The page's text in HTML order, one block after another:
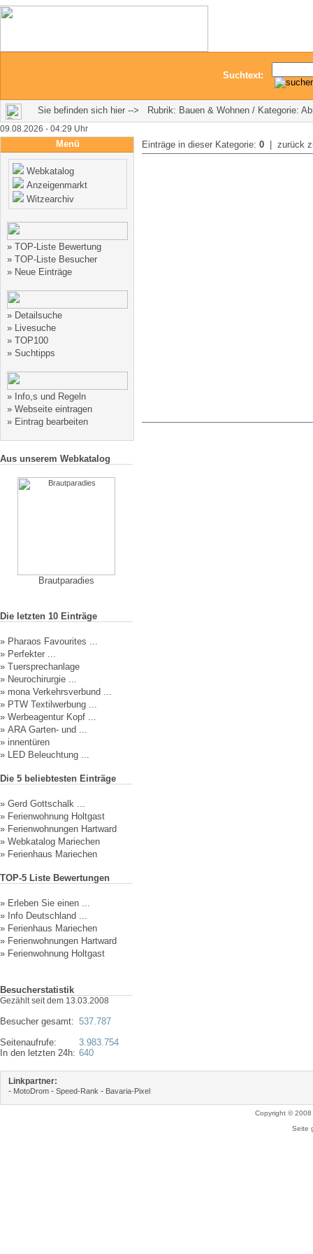
Suchtext:
Sie befinden sich hier --> Rubrik: Bauen & Wohnen / Kategorie:
09.08.2026 - 04:29 Uhr
Menü
Webkatalog
Anzeigenmarkt
Witzearchiv
» TOP-Liste Bewertung
» TOP-Liste Besucher
» Neue Einträge
» Detailsuche
» Livesuche
» TOP100
» Suchtipps
» Info,s und Regeln
» Webseite eintragen
» Eintrag bearbeiten
Aus unserem Webkatalog
Brautparadies
Die letzten 10 Einträge
» Pharaos Favourites ...
» Perfekter ...
» Tuersprechanlage
» Neurochirurgie ...
» mona Verkehrsverbund ...
» PTW Textilwerbung ...
» Werbeagentur Kopf ...
» ARA Garten- und ...
» innentüren
» LED Beleuchtung ...
Die 5 beliebtesten Einträge
» Gerd Gottschalk ...
» Ferienwohnung Holtgast
» Ferienwohnungen Hartward
» Webkatalog Mariechen
» Ferienhaus Mariechen
TOP-5 Liste Bewertungen
» Erleben Sie einen ...
» Info Deutschland ...
» Ferienhaus Mariechen
» Ferienwohnungen Hartward
» Ferienwohnung Holtgast
Besucherstatistik
Gezählt seit dem 13.03.2008
Besucher gesamt:
Seitenaufrufe:
In den letzten 24h:
537.787
3.983.754
640
Einträge in dieser Kategorie: 0 | zurück
Linkpartner:
- MotoDrom - Speed-Rank - Bavaria-Pixel
Copyright ©
Seite